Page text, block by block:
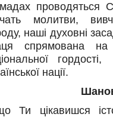
проводяться
молитви,
наші духовні
спрямована на
нації.
Ти цікавишся